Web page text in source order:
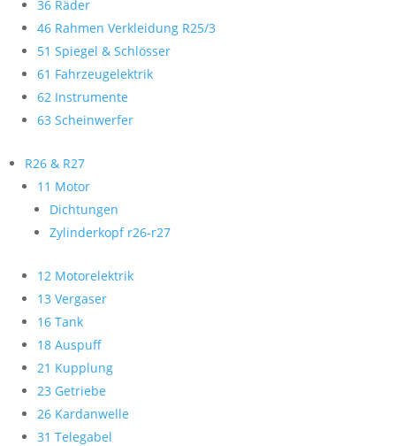
36 Räder
46 Rahmen Verkleidung R25/3
51 Spiegel & Schlösser
61 Fahrzeugelektrik
62 Instrumente
63 Scheinwerfer
R26 & R27
11 Motor
Dichtungen
Zylinderkopf r26-r27
12 Motorelektrik
13 Vergaser
16 Tank
18 Auspuff
21 Kupplung
23 Getriebe
26 Kardanwelle
31 Telegabel